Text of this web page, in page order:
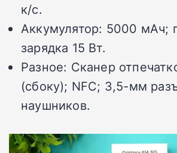
к/с.
Аккумулятор: 5000 мАч;
зарядка 15 Вт.
Разное: Сканер
(сбоку); NFC; 3,5-мм
наушников.